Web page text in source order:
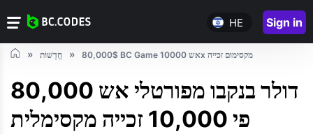
HE Sign in
חֲדָשׁוֹת 80,000$ BC Game אש 10000x מקסימום זכייה
80,000 דולר בנקבו מפורטלי אש
פי 10,000 זכייה מקסימלית